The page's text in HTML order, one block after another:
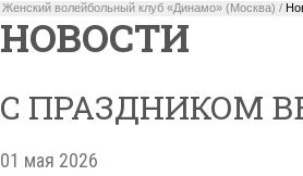
Женский волейбольный клуб «Динамо» (Москва) /
НОВОСТИ
С ПРАЗДНИКОМ
01 мая 2026